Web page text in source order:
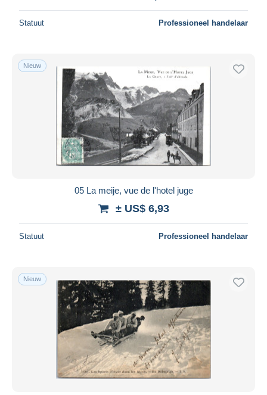
Statuut Professioneel handelaar
Nieuw
05 La meije, vue de l'hotel juge
± US$ 6,93
Statuut Professioneel handelaar
Nieuw